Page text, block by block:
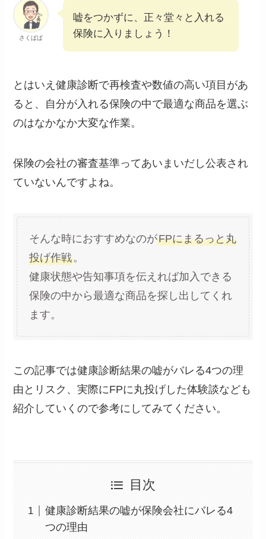
さくぱぱ
嘘をつかずに、正々堂々と入れる
保険に入りましょう！
とはいえ健康診断で再検査や数値の高い項目があ
ると、自分が入れる保険の中で最適な商品を選ぶ
のはなかなか大変な作業。
保険の会社の審査基準ってあいまいだし公表され
ていないんですよね。
そんな時におすすめなのがFPにまるっと丸
投げ作戦。
健康状態や告知事項を伝えれば加入できる
保険の中から最適な商品を探し出してくれ
ます。
この記事では健康診断結果の嘘がバレる4つの理
由とリスク、実際にFPに丸投げした体験談なども
紹介していくので参考にしてみてください。
目次
健康診断結果の嘘が保険会社にバレる4
つの理由